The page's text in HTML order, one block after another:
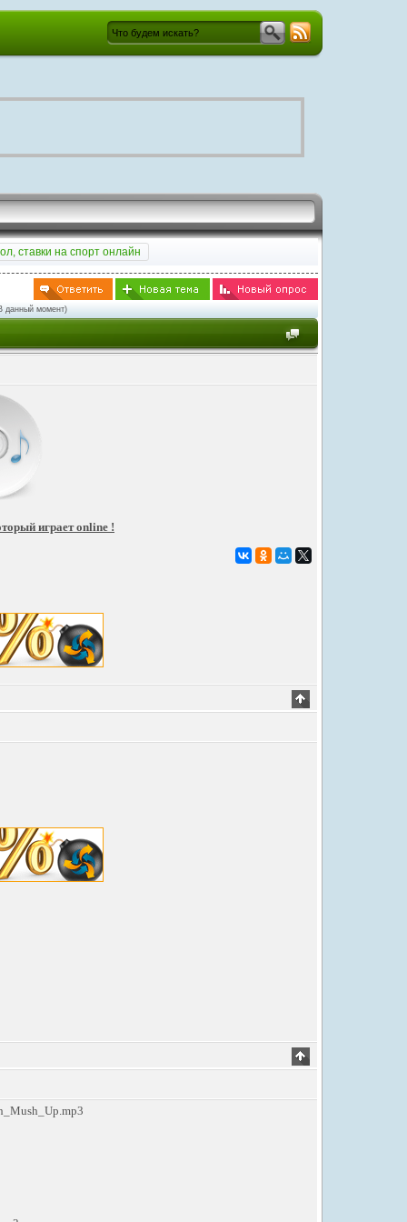
ставки на спорт онлайн
данный момент)
играет online !